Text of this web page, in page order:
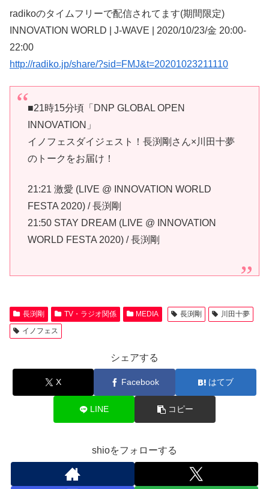
radikoのタイムフリーで配信されてます(期間限定)
INNOVATION WORLD | J-WAVE | 2020/10/23/金 20:00-
22:00
http://radiko.jp/share/?sid=FMJ&t=20201023211110
■21時15分頃「DNP GLOBAL OPEN
INNOVATION」
イノフェスダイジェスト！長渕剛さん×川田十夢
のトークをお届け！
21:21 激愛 (LIVE @ INNOVATION WORLD
FESTA 2020) / 長渕剛
21:50 STAY DREAM (LIVE @ INNOVATION
WORLD FESTA 2020) / 長渕剛
長渕剛 TV・ラジオ関係 MEDIA 長渕剛
川田十夢
イノフェス
シェアする
X Facebook はてブ
LINE コピー
shioをフォローする